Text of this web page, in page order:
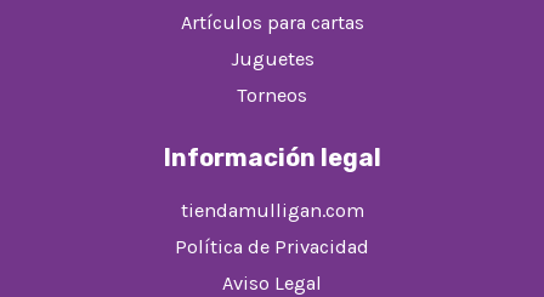
Artículos para cartas
Juguetes
Torneos
Información legal
tiendamulligan.com
Política de Privacidad
Aviso Legal